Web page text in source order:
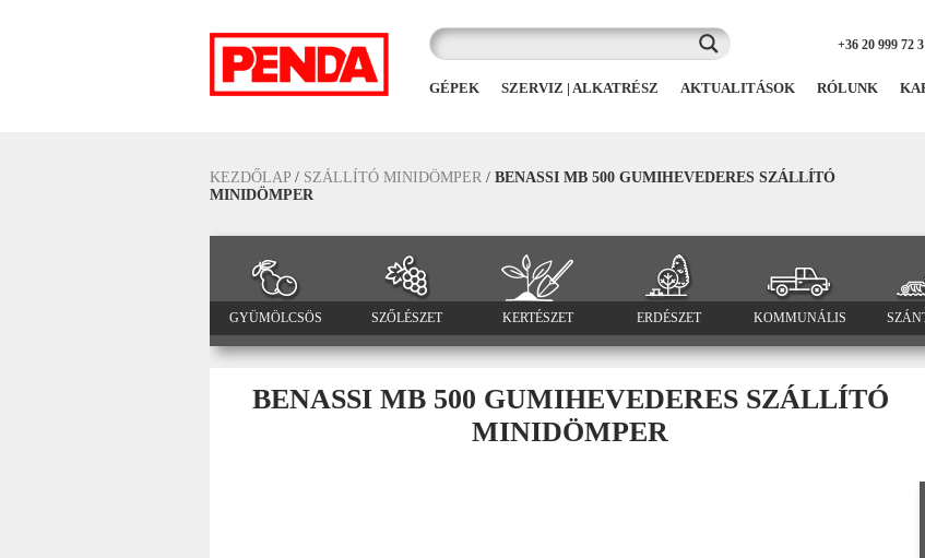
+36 20 999 72
GÉPEK SZERVIZ | ALKATRÉSZ AKTUALITÁSOK RÓLUNK
KEZDŐLAP / SZÁLLÍTÓ MINIDÖMPER / BENASSI MB 500 GUMIHEVEDERES SZÁLLÍTÓ
MINIDÖMPER
GYÜMÖLCSÖS SZŐLÉSZET KERTÉSZET ERDÉSZET KOMMUNÁLIS
BENASSI MB 500 GUMIHEVEDERES SZÁLLÍTÓ
MINIDÖMPER